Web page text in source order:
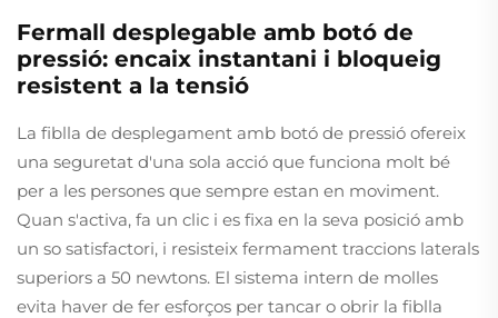
Fermall desplegable amb botó de
pressió: encaix instantani i bloqueig
resistent a la tensió
La fiblla de desplegament amb botó de pressió ofereix
una seguretat d'una sola acció que funciona molt bé
per a les persones que sempre estan en moviment.
Quan s'activa, fa un clic i es fixa en la seva posició amb
un so satisfactori, i resisteix fermament traccions laterals
superiors a 50 newtons. El sistema intern de molles
evita haver de fer esforços per tancar o obrir la fiblla